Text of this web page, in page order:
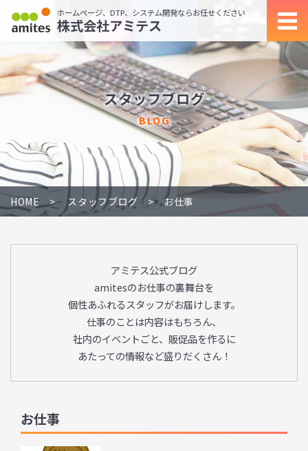
ホームページ、DTP、システム開発ならお任せください
株式会社アミテス
スタッフブログ
BLOG
HOME スタッフブログ お仕事
アミテス公式ブログ
amitesのお仕事の裏舞台を
個性あふれるスタッフがお届けします。
仕事のことは内容はもちろん、
社内のイベントごと、販促品を作るに
あたっての情報など盛りだくさん！
お仕事